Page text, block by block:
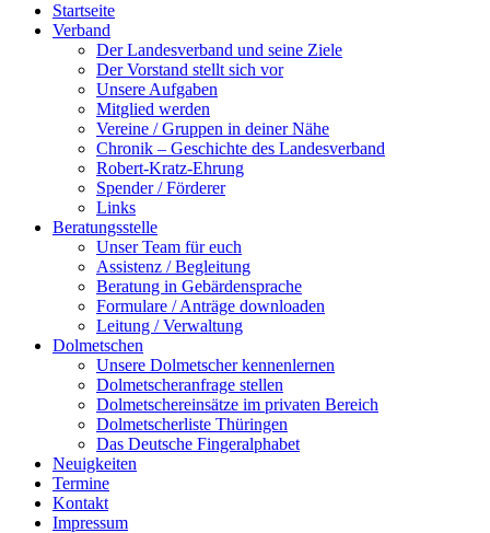
Startseite
Verband
Der Landesverband und seine Ziele
Der Vorstand stellt sich vor
Unsere Aufgaben
Mitglied werden
Vereine / Gruppen in deiner Nähe
Chronik – Geschichte des Landesverband
Robert-Kratz-Ehrung
Spender / Förderer
Links
Beratungsstelle
Unser Team für euch
Assistenz / Begleitung
Beratung in Gebärdensprache
Formulare / Anträge downloaden
Leitung / Verwaltung
Dolmetschen
Unsere Dolmetscher kennenlernen
Dolmetscheranfrage stellen
Dolmetschereinsätze im privaten Bereich
Dolmetscherliste Thüringen
Das Deutsche Fingeralphabet
Neuigkeiten
Termine
Kontakt
Impressum